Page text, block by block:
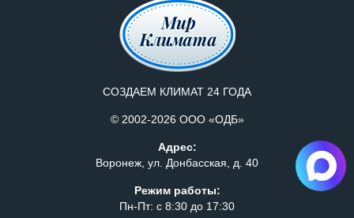
СОЗДАЕМ КЛИМАТ 24 ГОДА
© 2002-2026 ООО «ОДБ»
Адрес:
Воронеж, ул. Донбасская, д. 40
Режим работы:
Пн-Пт: с 8:30 до 17:30